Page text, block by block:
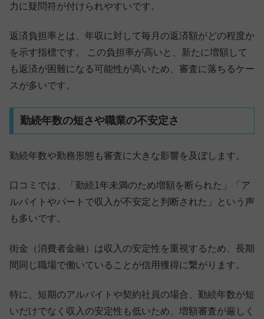
力に疑問符が付けられやすいです。
返済負担率とは、年収に対して毎月の返済額がどの程度か
を示す指標です。 この負担率が高いと、新たに増額して
も返済が困難になる可能性が高いため、審査に落ちるケー
スが多いです。
勤続年数の短さや職業の不安定さ
勤続年数や勤務形態も審査に大きな影響を及ぼします。
口コミでは、「勤続1年未満のため増額を断られた」「ア
ルバイトやパートで収入が不安定と判断された」という声
も多いです。
街金（消費者金融）は収入の安定性を重視するため、長期
間同じ職場で働いていることが信用獲得に繋がります。
特に、短期のアルバイトや契約社員の場合、勤続年数が短
いだけでなく収入の安定性も低いため、増額審査が厳しく